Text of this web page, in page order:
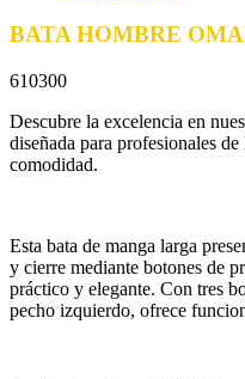
BATA HOMBRE
610300
Descubre la excelencia en
diseñada para profesionales
comodidad.
Esta bata de manga larga
y cierre mediante botones de
práctico y elegante. Con tres
pecho izquierdo, ofrece